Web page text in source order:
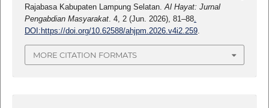
Rajabasa Kabupaten Lampung Selatan. Al Hayat: Jurnal
Pengabdian Masyarakat. 4, 2 (Jun. 2026), 81–88.
DOI:https://doi.org/10.62588/ahjpm.2026.v4i2.259.
MORE CITATION FORMATS